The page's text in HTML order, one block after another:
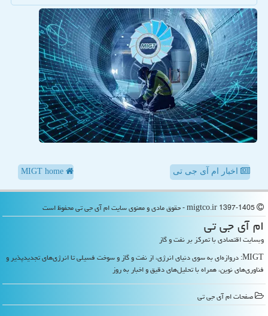
اخبار ام آی جی تی
ام آی جی تی
وبسایت اقتصادی با تمرکز بر نفت و گاز
MIGT: دروازه‌ای به سوی دنیای انرژی، از نفت و گاز و سوخت فسیلی تا انرژی‌های تجدیدپذیر و
فناوری‌های نوین، همراه با تحلیل‌های دقیق و اخبار به روز
صفحات ام آی جی تی